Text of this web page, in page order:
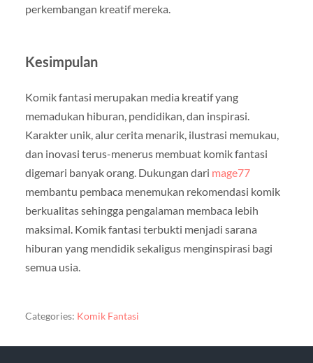
perkembangan kreatif mereka.
Kesimpulan
Komik fantasi merupakan media kreatif yang
memadukan hiburan, pendidikan, dan inspirasi.
Karakter unik, alur cerita menarik, ilustrasi memukau,
dan inovasi terus-menerus membuat komik fantasi
digemari banyak orang. Dukungan dari mage77
membantu pembaca menemukan rekomendasi komik
berkualitas sehingga pengalaman membaca lebih
maksimal. Komik fantasi terbukti menjadi sarana
hiburan yang mendidik sekaligus menginspirasi bagi
semua usia.
Categories: Komik Fantasi